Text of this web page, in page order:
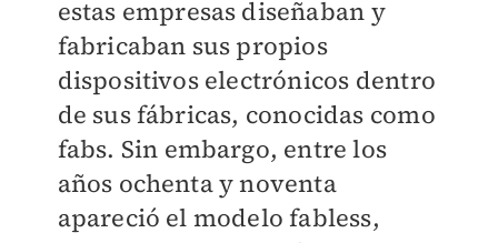
estas empresas diseñaban y
fabricaban sus propios
dispositivos electrónicos dentro
de sus fábricas, conocidas como
fabs. Sin embargo, entre los
años ochenta y noventa
apareció el modelo fabless,